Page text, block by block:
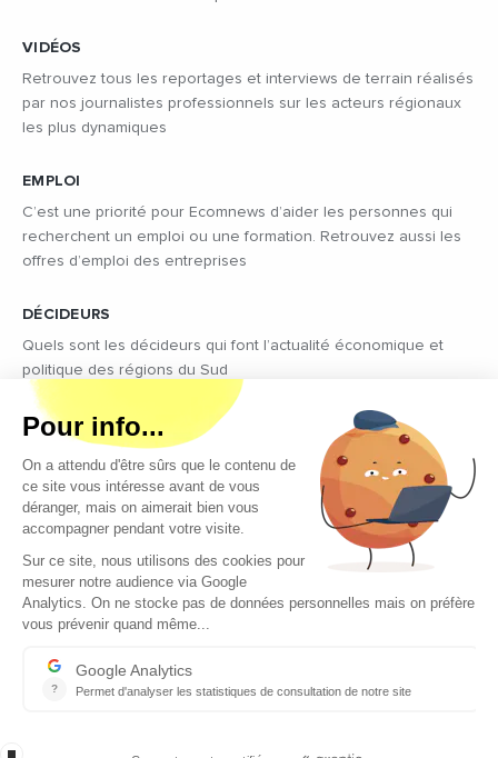
VIDÉOS
Retrouvez tous les reportages et interviews de terrain réalisés
par nos journalistes professionnels sur les acteurs régionaux
les plus dynamiques
EMPLOI
C’est une priorité pour Ecomnews d’aider les personnes qui
recherchent un emploi ou une formation. Retrouvez aussi les
offres d’emploi des entreprises
DÉCIDEURS
Quels sont les décideurs qui font l’actualité économique et
politique des régions du Sud
Copyright © 2026 - Tous droits réservés
Qui sommes-nous ?
Contact
Conditions générales d’utilisation